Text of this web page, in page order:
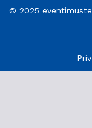
© 2025